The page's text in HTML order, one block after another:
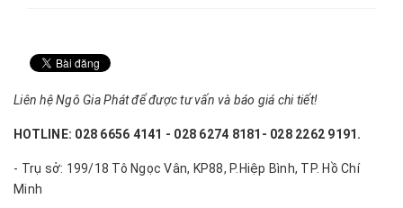
Liên hệ Ngô Gia Phát để được tư vấn và báo giá chi tiết!
HOTLINE: 028 6656 4141 - 028 6274 8181- 028 2262 9191.
- Trụ sở: 199/18 Tô Ngọc Vân, KP88, P.Hiệp Bình, TP. Hồ Chí
Minh